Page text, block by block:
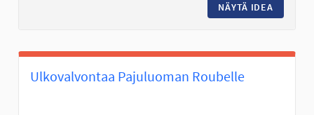
NÄYTÄ IDEA
Ulkovalvontaa Pajuluoman Roubelle